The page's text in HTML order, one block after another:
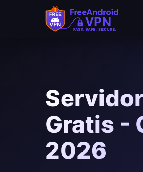
Saltar al contenido principal
Gratis -
2026